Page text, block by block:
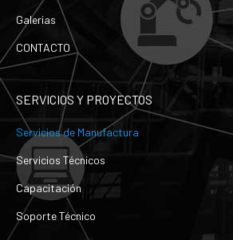
Galerias
CONTACTO
SERVICIOS Y PROYECTOS
Servicios de Manufactura
Servicios Técnicos
Capacitación
Soporte Técnico